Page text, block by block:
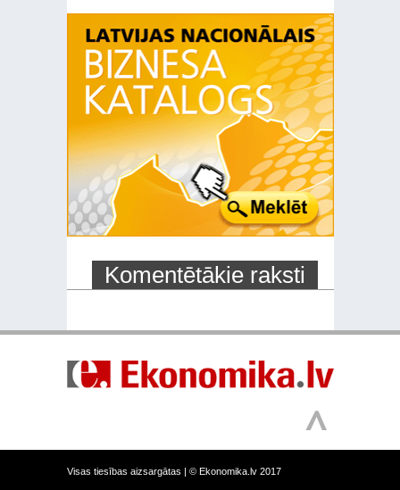
Komentētākie raksti
Visas tiesības aizsargātas | © Ekonomika.lv 2017